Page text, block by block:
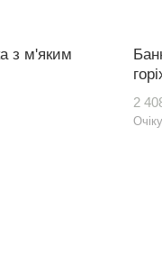
з м'яким
2